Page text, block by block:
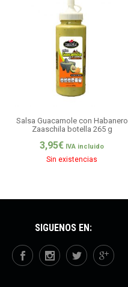
Salsa Guacamole con Habanero
Zaaschila botella 265 g
3,95€ IVA incluido
Sin existencias
SÍGUENOS EN: